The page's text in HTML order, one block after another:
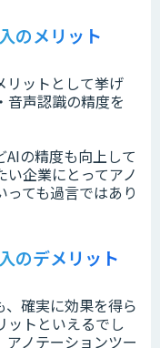
のメリット
リットとして挙げ
音声認識の精度を
の精度も向上して
企業にとってアノ
ても過言ではあり
のデメリット
確実に効果を得ら
ットといえるでし
アノテーションツー